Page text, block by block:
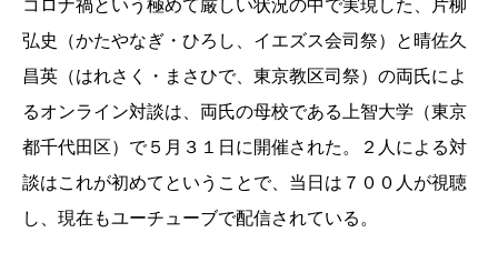
コロナ禍という極めて厳しい状況の中で実現した、片柳
弘史（かたやなぎ・ひろし、イエズス会司祭）と晴佐久
昌英（はれさく・まさひで、東京教区司祭）の両氏によ
るオンライン対談は、両氏の母校である上智大学（東京
都千代田区）で５月３１日に開催された。２人による対
談はこれが初めてということで、当日は７００人が視聴
し、現在もユーチューブで配信されている。